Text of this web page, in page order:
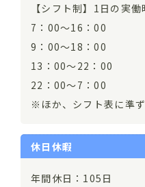
【シフト制】1日の実
7：00～16：00
9：00～18：00
13：00～22：00
22：00～7：00
※ほか、シフト表に準
休日休暇
年間休日：105日